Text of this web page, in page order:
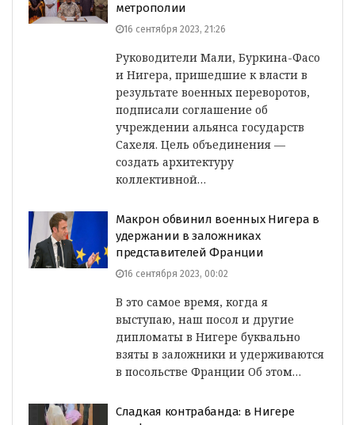
метрополии
16 сентября 2023, 21:26
Руководители Мали, Буркина-Фасо
и Нигера, пришедшие к власти в
результате военных переворотов,
подписали соглашение об
учреждении альянса государств
Сахеля. Цель объединения —
создать архитектуру
коллективной…
Макрон обвинил военных Нигера в
удержании в заложниках
представителей Франции
16 сентября 2023, 00:02
В это самое время, когда я
выступаю, наш посол и другие
дипломаты в Нигере буквально
взяты в заложники и удерживаются
в посольстве Франции Об этом…
Сладкая контрабанда: в Нигере